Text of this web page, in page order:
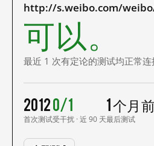
http://s.weibo.com/
可以。
最近 1 次有定论的测试均正常连
2012
首次测试
0/1
受干扰 · 近 90 天
1 个月前
最后测试